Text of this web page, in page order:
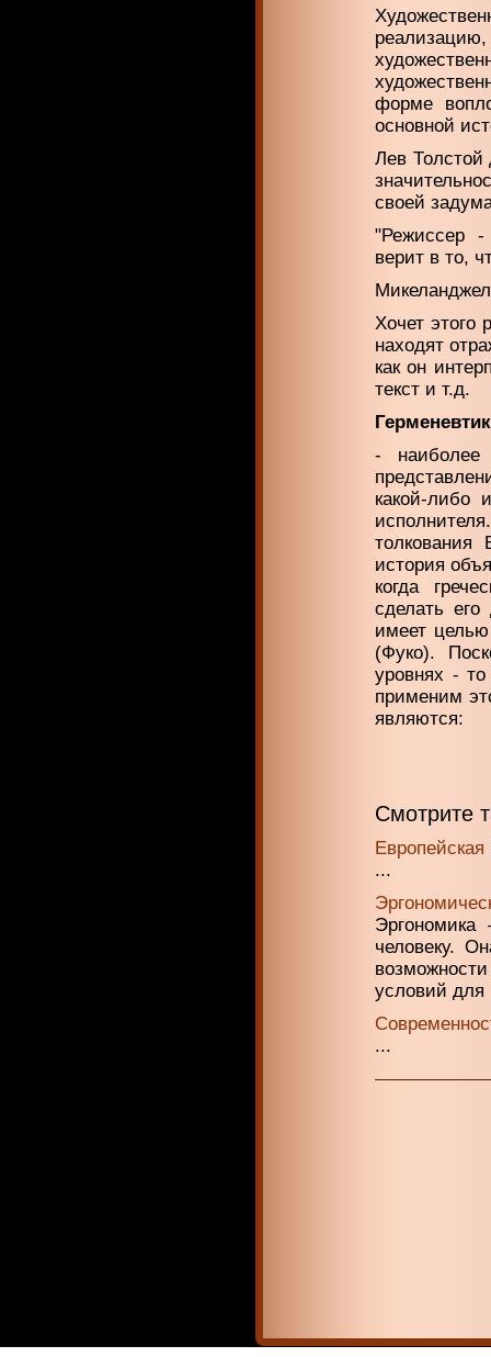
форме
основной
Лев Толстой
своей
"Режиссер -
верит в то,
Хочет этого
находят
как он
текст и т.д.
- наиболее
какой-либо
история
когда
сделать
имеет
(Фуко).
уровнях - то
применим
являются:
Смотрите
Европейская
...
человеку.
условий для
...